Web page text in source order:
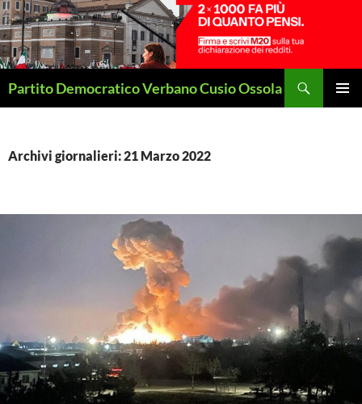
Vai
al
contenuto
Partito Democratico Verbano Cusio Ossola
Archivi giornalieri: 21 Marzo 2022